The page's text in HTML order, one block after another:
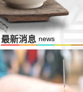
最新消息 news